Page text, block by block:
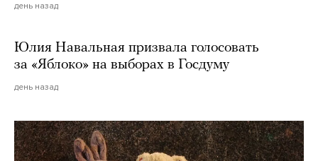
день назад
Юлия Навальная призвала голосовать
за «Яблоко» на выборах в Госдуму
день назад